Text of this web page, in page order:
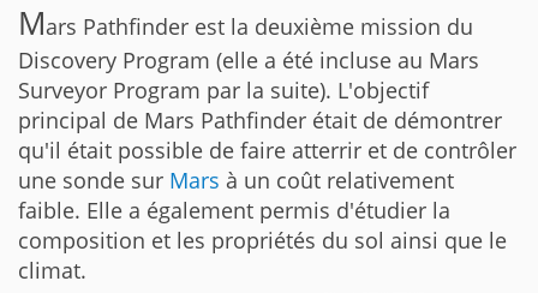
Mars Pathfinder est la deuxième mission du
Discovery Program (elle a été incluse au Mars
Surveyor Program par la suite). L'objectif
principal de Mars Pathfinder était de démontrer
qu'il était possible de faire atterrir et de contrôler
une sonde sur Mars à un coût relativement
faible. Elle a également permis d'étudier la
composition et les propriétés du sol ainsi que le
climat.